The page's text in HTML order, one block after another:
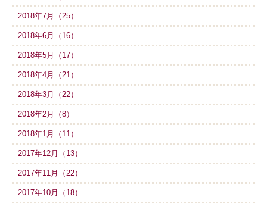
2018年7月（25）
2018年6月（16）
2018年5月（17）
2018年4月（21）
2018年3月（22）
2018年2月（8）
2018年1月（11）
2017年12月（13）
2017年11月（22）
2017年10月（18）